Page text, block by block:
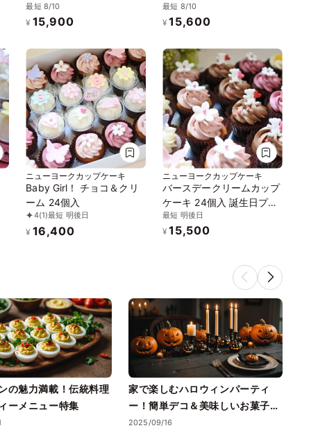
最短 8/10
¥ 15,900
最短 8/10
¥ 15,600
ニューヨークカップケーキ
Baby Girl！ チョコ＆クリ
ーム 24個入
4(1)最短 明後日
¥ 16,400
ニューヨークカップケーキ
バースデークリームカップ
ケーキ 24個入 誕生日プレ
ゼント
最短 明後日
¥ 15,500
の魅力満載！伝統料理
ーメニュー特集
家で楽しむハロウィンパーティ
ー！簡単デコ＆美味しいお菓子特
集
2025/09/16